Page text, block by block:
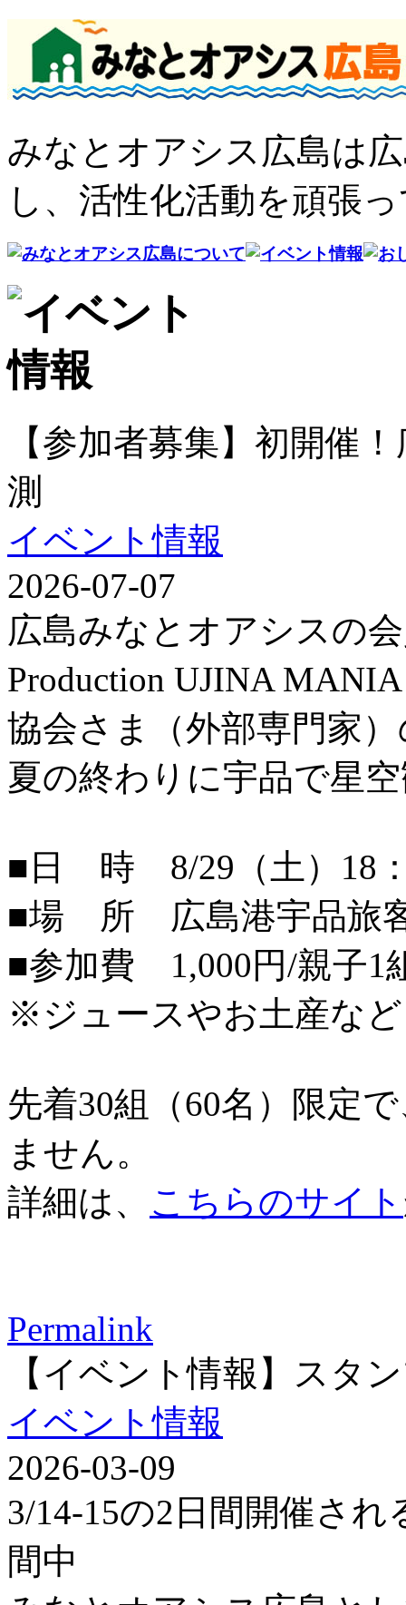
みなとオアシス広島は
し、活性化活動を頑張
【参加者募集】初開催
測
イベント情報
2026-07-07
広島みなとオアシスの
Production UJINA
協会さま（外部専門家
夏の終わりに宇品で星
■日 時 8/29（土）18
■場 所 広島港宇品旅
■参加費 1,000円/親子1
※ジュースやお土産な
先着30組（60名）限定
ません。
詳細は、 こちらのサイト
Permalink
【イベント情報】スタ
イベント情報
2026-03-09
3/14-15の2日間開催さ
間中